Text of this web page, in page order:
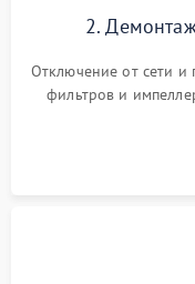
2.
Отключение от сети и
фильтров и